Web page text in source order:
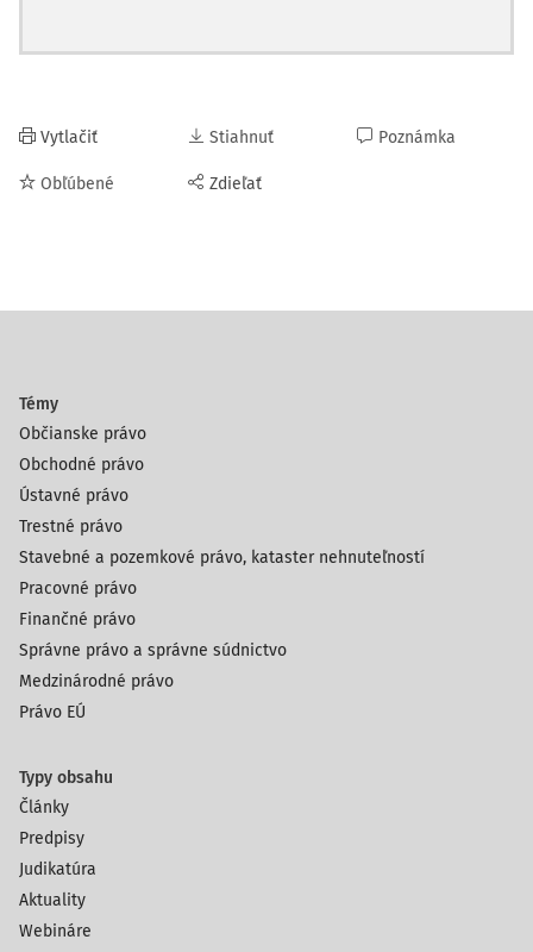
Vytlačiť
Obľúbené
Stiahnuť
Zdieľať
Poznámka
Témy
Občianske právo
Obchodné právo
Ústavné právo
Trestné právo
Stavebné a pozemkové právo, kataster nehnuteľností
Pracovné právo
Finančné právo
Správne právo a správne súdnictvo
Medzinárodné právo
Právo EÚ
Typy obsahu
Články
Predpisy
Judikatúra
Aktuality
Webináre